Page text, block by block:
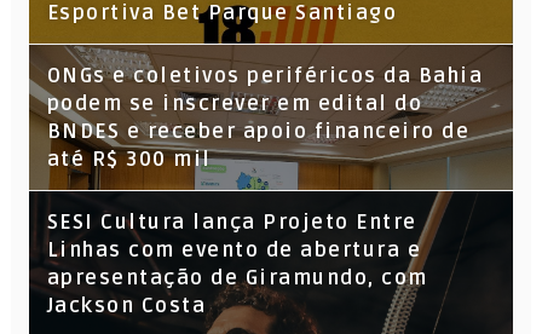
Esportiva Bet Parque Santiago
ONGs e coletivos periféricos da Bahia
podem se inscrever em edital do
BNDES e receber apoio financeiro de
até R$ 300 mil
SESI Cultura lança Projeto Entre
Linhas com evento de abertura e
apresentação de Giramundo, com
Jackson Costa